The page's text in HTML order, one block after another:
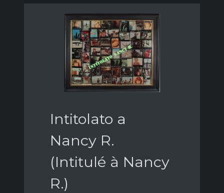
Intitolato a
Nancy R.
(Intitulé à Nancy
R.)